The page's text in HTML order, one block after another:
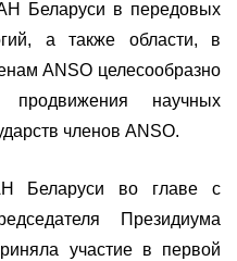
Беларуси в передовых
а также области, в
ANSO целесообразно
научных
членов ANSO.
Беларуси во главе с
Президиума
участие в первой